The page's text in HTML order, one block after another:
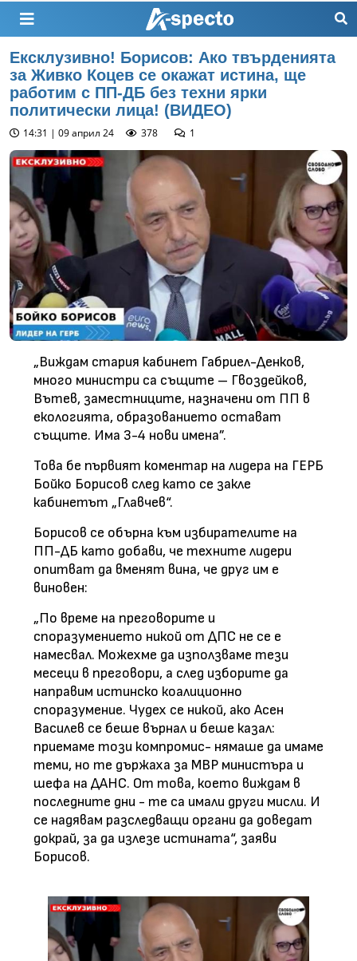
Ексклузивно! Борисов: Ако твърденията
за Живко Коцев се окажат истина, ще
работим с ПП-ДБ без техни ярки
политически лица! (ВИДЕО)
14:31 | 09 април 24 378 1
„Виждам стария кабинет Габриел-Денков,
много министри са същите – Гвоздейков,
Вътев, заместниците, назначени от ПП в
екологията, образованието остават
същите. Има 3-4 нови имена”.
Това бе първият коментар на лидера на ГЕРБ
Бойко Борисов след като се закле
кабинетът „Главчев“.
Борисов се обърна към избирателите на
ПП-ДБ като добави, че техните лидери
опитват да вменят вина, че друг им е
виновен:
„По време на преговорите и
споразумението никой от ДПС не се е
намесвал. Можехме да използваме тези
месеци в преговори, а след изборите да
направим истинско коалиционно
споразумение. Чудех се никой, ако Асен
Василев се беше върнал и беше казал:
приемаме този компромис- нямаше да имаме
теми, но те държаха за МВР министъра и
шефа на ДАНС. От това, което виждам в
последните дни - те са имали други мисли. И
се надявам разследващи органи да доведат
докрай, за да излезе истината“, заяви
Борисов.